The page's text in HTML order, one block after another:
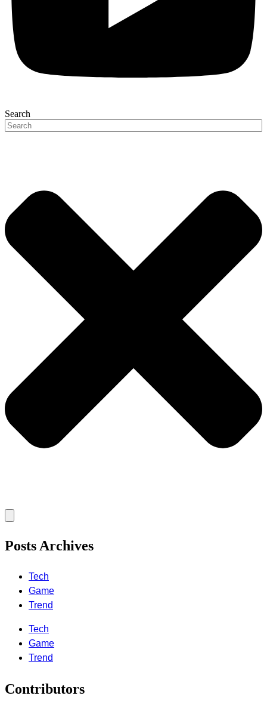
Search
Posts Archives
Tech
Game
Trend
Tech
Game
Trend
Contributors